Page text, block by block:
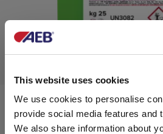
This website uses cookies
We use cookies to personalise
provide social media features and
We also share information about
LUBISAN Super Vet